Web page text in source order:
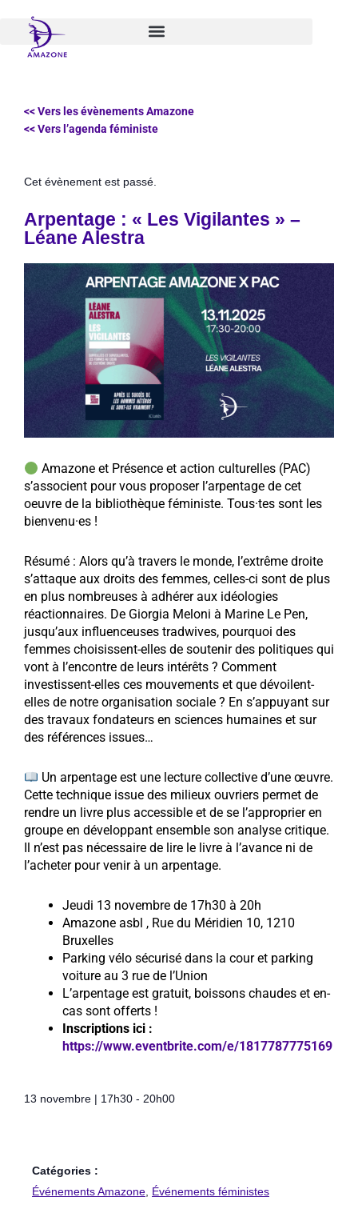
contenu
<< Vers les évènements Amazone
<< Vers l’agenda féministe
Cet évènement est passé.
Arpentage : « Les Vigilantes » –
Léane Alestra
Amazone et Présence et action culturelles (PAC)
s’associent pour vous proposer l’arpentage de cet
oeuvre de la bibliothèque féministe. Tous·tes sont les
bienvenu·es !
Résumé : Alors qu’à travers le monde, l’extrême droite
s’attaque aux droits des femmes, celles-ci sont de plus
en plus nombreuses à adhérer aux idéologies
réactionnaires. De Giorgia Meloni à Marine Le Pen,
jusqu’aux influenceuses tradwives, pourquoi des
femmes choisissent-elles de soutenir des politiques qui
vont à l’encontre de leurs intérêts ? Comment
investissent-elles ces mouvements et que dévoilent-
elles de notre organisation sociale ? En s’appuyant sur
des travaux fondateurs en sciences humaines et sur
des références issues…
Un arpentage est une lecture collective d’une œuvre.
Cette technique issue des milieux ouvriers permet de
rendre un livre plus accessible et de se l’approprier en
groupe en développant ensemble son analyse critique.
Il n’est pas nécessaire de lire le livre à l’avance ni de
l’acheter pour venir à un arpentage.
Jeudi 13 novembre de 17h30 à 20h
Amazone asbl , Rue du Méridien 10, 1210
Bruxelles
Parking vélo sécurisé dans la cour et parking
voiture au 3 rue de l’Union
L’arpentage est gratuit, boissons chaudes et en-
cas sont offerts !
Inscriptions ici :
https://www.eventbrite.com/e/1817787775169
13 novembre 17h30 - 20h00
Catégories :
Événements Amazone, Événements féministes